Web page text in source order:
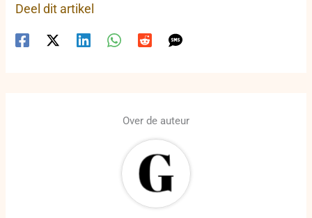
Deel dit artikel
Over de auteur